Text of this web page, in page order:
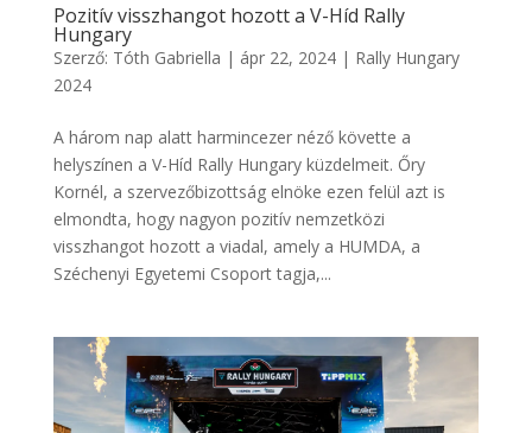
Pozitív visszhangot hozott a V-Híd Rally
Hungary
Szerző: Tóth Gabriella | ápr 22, 2024| Rally Hungary
2024
A három nap alatt harmincezer néző követte a
helyszínen a V-Híd Rally Hungary küzdelmeit. Őry
Kornél, a szervezőbizottság elnöke ezen felül azt is
elmondta, hogy nagyon pozitív nemzetközi
visszhangot hozott a viadal, amely a HUMDA, a
Széchenyi Egyetemi Csoport tagja,...